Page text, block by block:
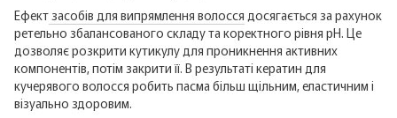
Ефектзасобів для випрямлення волосся досягається за рахунок
ретельно збалансованого складу та коректного рівня pH. Це
дозволяє розкрити кутикулу для проникнення активних
компонентів, потім закрити її. В результаті кератин для
кучерявого волосся робить пасма більш щільним, еластичним і
візуально здоровим.